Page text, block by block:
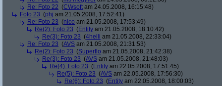
Re: Foto 22 (CWsoft am 24.05.2008, 16:15:48)
Foto 23 (phj am 21.05.2008, 17:52:41)
Re: Foto 23 (nico am 21.05.2008, 17:53:49)
Re(2): Foto 23 (Entity am 21.05.2008, 18:10:42)
Re(3): Foto 23 (4helli am 21.05.2008, 22:33:04)
Re: Foto 23 (AVS am 21.05.2008, 21:31:53)
Re(2): Foto 23 (Superflo am 21.05.2008, 21:42:38)
Re(3): Foto 23 (AVS am 21.05.2008, 21:48:03)
Re(4): Foto 23 (Entity am 22.05.2008, 17:51:45)
Re(5): Foto 23 (AVS am 22.05.2008, 17:56:30)
Re(6): Foto 23 (Entity am 22.05.2008, 18:00:03)